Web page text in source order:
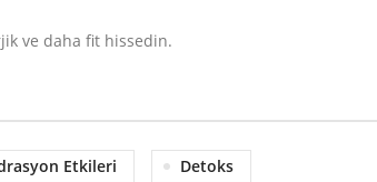
ve daha fit hissedin.
Etkileri Detoks